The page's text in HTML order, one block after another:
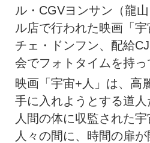
ル・CGVヨンサン（龍
ル店で行われた映画「
チェ・ドンフン、配給
会でフォトタイムを持っ
映画「宇宙+人」は、高
手に入れようとする道人
人間の体に収監された
人々の間に、時間の扉